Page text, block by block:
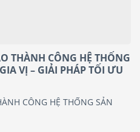
THÀNH CÔNG HỆ THỐNG
VỊ – GIẢI PHÁP TỐI ƯU
CÔNG HỆ THỐNG SẢN